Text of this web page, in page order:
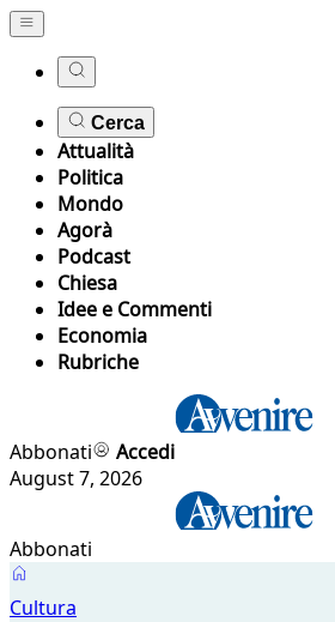
Cerca
Attualità
Politica
Mondo
Agorà
Podcast
Chiesa
Idee e Commenti
Economia
Rubriche
Abbonati
Accedi
August 7, 2026
Abbonati
Cultura